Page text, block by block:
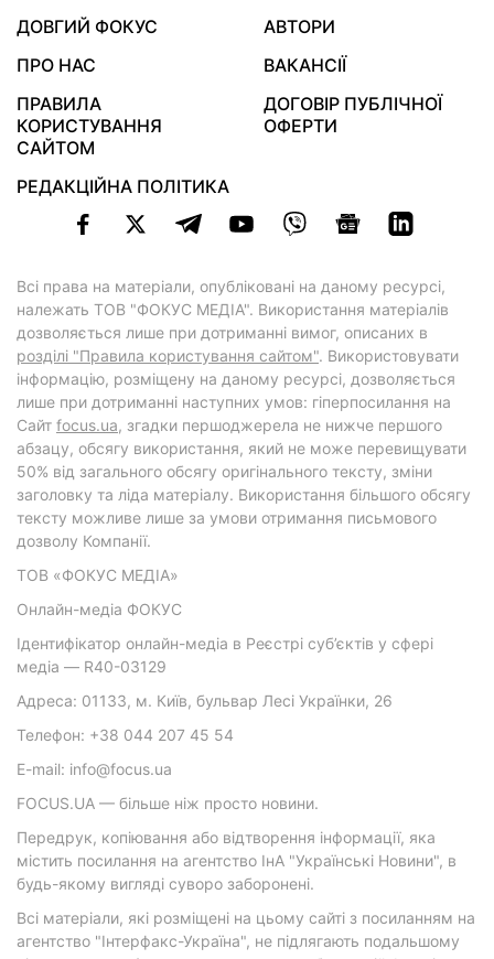
ДОВГИЙ ФОКУС
АВТОРИ
ПРО НАС
ВАКАНСІЇ
ПРАВИЛА
КОРИСТУВАННЯ
САЙТОМ
ДОГОВІР ПУБЛІЧНОЇ
ОФЕРТИ
РЕДАКЦІЙНА ПОЛІТИКА
Всі права на матеріали, опубліковані на даному ресурсі,
належать ТОВ "ФОКУС МЕДІА". Використання матеріалів
дозволяється лише при дотриманні вимог, описаних в
розділі "Правила користування сайтом". Використовувати
інформацію, розміщену на даному ресурсі, дозволяється
лише при дотриманні наступних умов: гіперпосилання на
Cайт focus.ua, згадки першоджерела не нижче першого
абзацу, обсягу використання, який не може перевищувати
50% від загального обсягу оригінального тексту, зміни
заголовку та ліда матеріалу. Використання більшого обсягу
тексту можливе лише за умови отримання письмового
дозволу Компанії.
ТОВ «ФОКУС МЕДІА»
Онлайн-медіа ФОКУС
Ідентифікатор онлайн-медіа в Реєстрі суб’єктів у сфері
медіа — R40-03129
Адреса: 01133, м. Київ, бульвар Лесі Українки, 26
Телефон: +38 044 207 45 54
E-mail: info@focus.ua
FOCUS.UA — більше ніж просто новини.
Передрук, копіювання або відтворення інформації, яка
містить посилання на агентство ІнА "Українські Новини", в
будь-якому вигляді суворо заборонені.
Всі матеріали, які розміщені на цьому сайті з посиланням на
агентство "Інтерфакс-Україна", не підлягають подальшому